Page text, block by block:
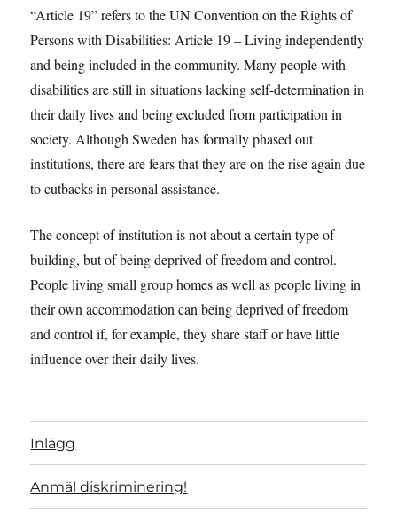
“Article 19” refers to the UN Convention on the Rights of
Persons with Disabilities: Article 19 – Living independently
and being included in the community. Many people with
disabilities are still in situations lacking self-determination in
their daily lives and being excluded from participation in
society. Although Sweden has formally phased out
institutions, there are fears that they are on the rise again due
to cutbacks in personal assistance.
The concept of institution is not about a certain type of
building, but of being deprived of freedom and control.
People living small group homes as well as people living in
their own accommodation can being deprived of freedom
and control if, for example, they share staff or have little
influence over their daily lives.
Inlägg
Anmäl diskriminering!